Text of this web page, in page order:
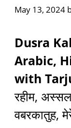
May 13, 2024
Dusra
Arabic,
with
रहीम,
वबरकातुह,